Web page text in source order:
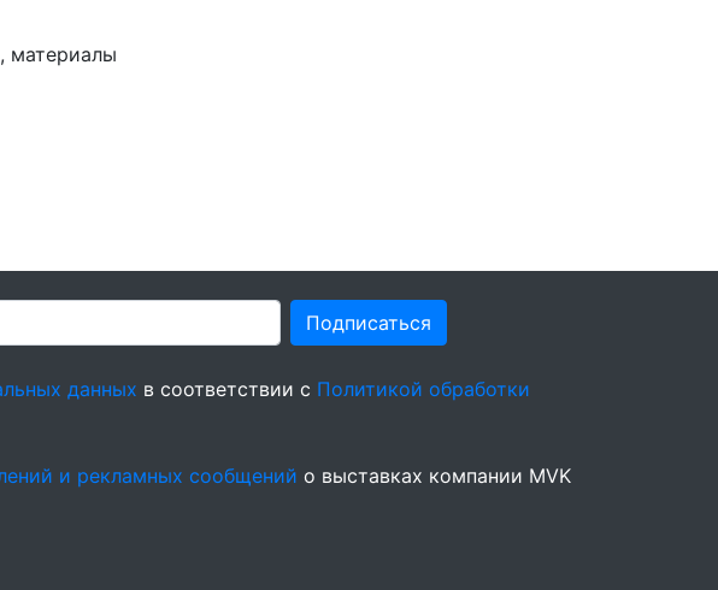
материалы
Подписаться
данных в соответствии с Политикой обработки
и рекламных сообщений о выставках компании MVK